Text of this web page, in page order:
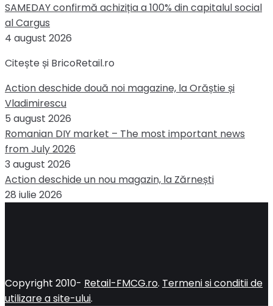
SAMEDAY confirmă achiziția a 100% din capitalul social
al Cargus
4 august 2026
Citește și BricoRetail.ro
Action deschide două noi magazine, la Orăștie și
Vladimirescu
5 august 2026
Romanian DIY market – The most important news
from July 2026
3 august 2026
Action deschide un nou magazin, la Zărnești
28 iulie 2026
Copyright 2010- Retail-FMCG.ro. Termeni si conditii de
utilizare a site-ului.